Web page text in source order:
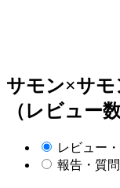
サモン×サ
（レビュー
レビュー
報告・質